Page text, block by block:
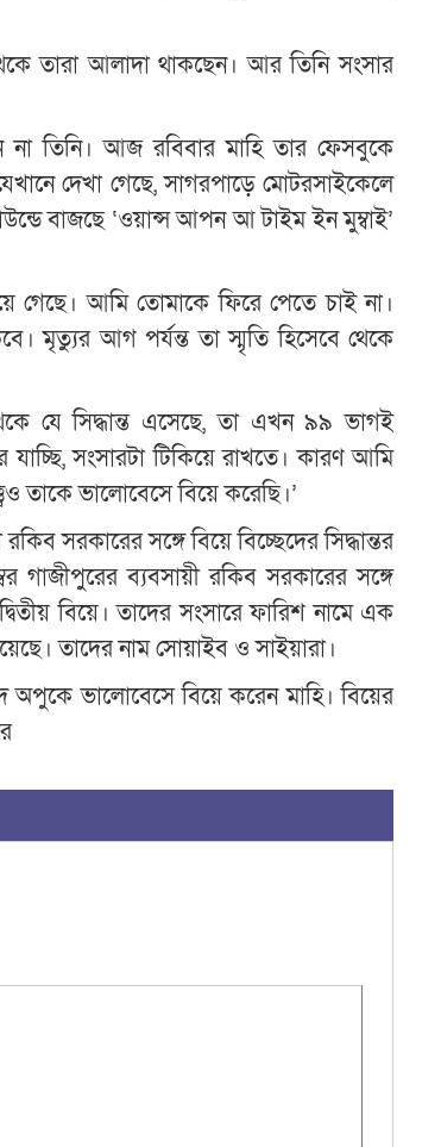
তারা আলাদা থাকছেন। আর তিনি সংসার
তিনি। আজ রবিবার মাহি তার ফেসবুকে
দেখা গেছে, সাগরপাড়ে মোটরসাইকেলে
বাজছে ‘ওয়ান্স আপন আ টাইম ইন মুম্বাই’
গেছে। আমি তোমাকে ফিরে পেতে চাই না।
মৃত্যুর আগ পর্যন্ত তা স্মৃতি হিসেবে থেকে
যে সিদ্ধান্ত এসেছে, তা এখন ৯৯ ভাগই
সংসারটা টিকিয়ে রাখতে। কারণ আমি
তাকে ভালোবেসে বিয়ে করেছি।’
সরকারের সঙ্গে বিয়ে বিচ্ছেদের সিদ্ধান্তর
গাজীপুরের ব্যবসায়ী রকিব সরকারের সঙ্গে
বিয়ে। তাদের সংসারে ফারিশ নামে এক
তাদের নাম সোয়াইব ও সাইয়ারা।
ভালোবেসে বিয়ে করেন মাহি। বিয়ের